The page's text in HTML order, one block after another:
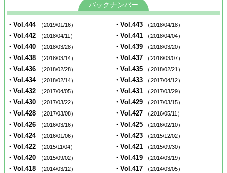
バックナンバー
・Vol.444 （2019/01/16） ・Vol.443 （2018/04/18）
・Vol.442 （2018/04/11） ・Vol.441 （2018/04/04）
・Vol.440 （2018/03/28） ・Vol.439 （2018/03/20）
・Vol.438 （2018/03/14） ・Vol.437 （2018/03/07）
・Vol.436 （2018/02/28） ・Vol.435 （2018/02/21）
・Vol.434 （2018/02/14） ・Vol.433 （2017/04/12）
・Vol.432 （2017/04/05） ・Vol.431 （2017/03/29）
・Vol.430 （2017/03/22） ・Vol.429 （2017/03/15）
・Vol.428 （2017/03/08） ・Vol.427 （2016/05/11）
・Vol.426 （2016/03/16） ・Vol.425 （2016/02/10）
・Vol.424 （2016/01/06） ・Vol.423 （2015/12/02）
・Vol.422 （2015/11/04） ・Vol.421 （2015/09/30）
・Vol.420 （2015/09/02） ・Vol.419 （2014/03/19）
・Vol.418 （2014/03/12） ・Vol.417 （2014/03/05）